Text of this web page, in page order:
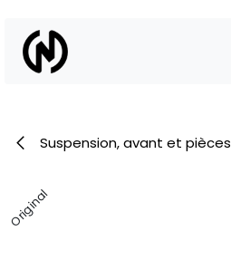
Suspension, avant et pièces
Original